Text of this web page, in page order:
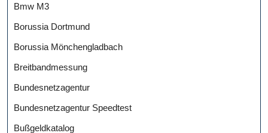
Bmw M3
Borussia Dortmund
Borussia Mönchengladbach
Breitbandmessung
Bundesnetzagentur
Bundesnetzagentur Speedtest
Bußgeldkatalog